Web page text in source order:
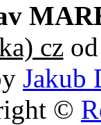
czod
Jakub
©